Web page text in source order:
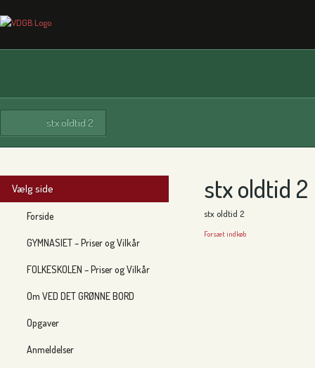
stx oldtid 2
Vælg side
Forside
GYMNASIET – Priser og Vilkår
FOLKESKOLEN – Priser og Vilkår
Om VED DET GRØNNE BORD
Opgaver
Anmeldelser
stx oldtid 2
stx oldtid 2
Forsæt indkøb